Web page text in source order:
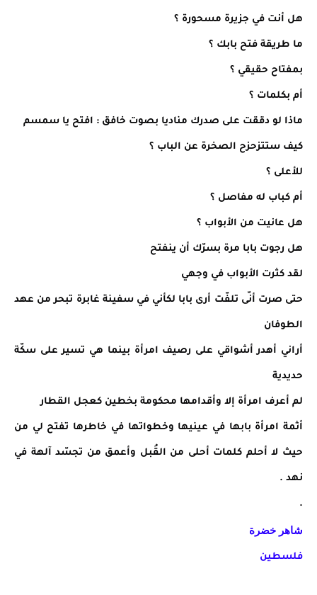
هل أنت في جزيرة مسحورة ؟
ما طريقة فتح بابك ؟
بمفتاح حقيقي ؟
أم بكلمات ؟
ماذا لو دققت على صدرك مناديا بصوت خافق : افتح يا سمسم
كيف ستتزحزح الصخرة عن الباب ؟
للأعلى ؟
أم كباب له مفاصل ؟
هل عانيت من الأبواب ؟
هل رجوت بابا مرة بسرّك أن ينفتح
لقد كثرت الأبواب في وجهي
حتى صرت أنّى تلفّت أرى بابا لكأني في سفينة غابرة تبحر من عهد
الطوفان
أراني أهدر أشواقي على رصيف امرأة بينما هي تسير على سكّة
حديدية
لم أعرف امرأة إلا وأقدامها محكومة بخطين كعجل القطار
أثمة امرأة بابها في عينيها وخطواتها في خاطرها تفتح لي من
حيث لا أحلم كلمات أحلى من القُبل وأعمق من تجسّد آلهة في
نهد .
.
شاهر خضرة
فلسطين